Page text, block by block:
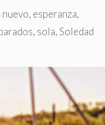
nuevo, esperanza,
, sola,Soledad